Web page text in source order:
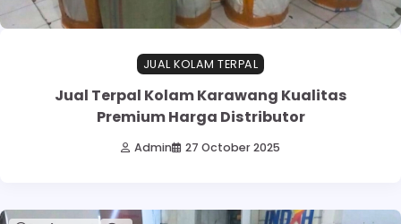
JUAL KOLAM TERPAL
Jual Terpal Kolam Karawang Kualitas
Premium Harga Distributor
Admin 27 October 2025